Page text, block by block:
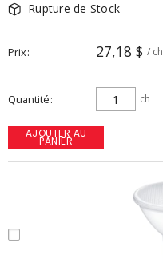
Rupture de Stock
Prix 27,18 $ / ch
Quantité ch
AJOUTER AU
PANIER